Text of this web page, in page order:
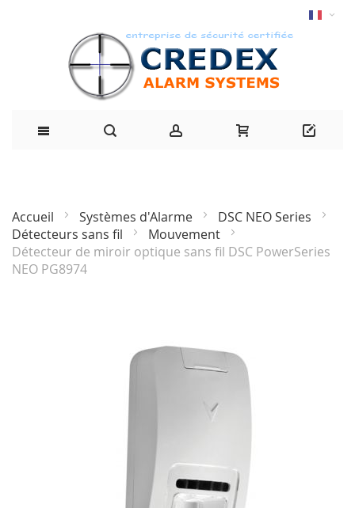
Accueil Systèmes d'Alarme
DSC NEO Series
Détecteurs sans fil
Mouvement
Détecteur de miroir optique sans fil DSC PowerSeries
NEO PG8974